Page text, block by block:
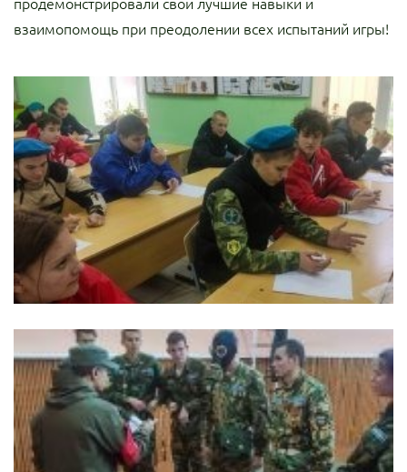
продемонстрировали свои лучшие навыки и
взаимопомощь при преодолении всех испытаний игры!